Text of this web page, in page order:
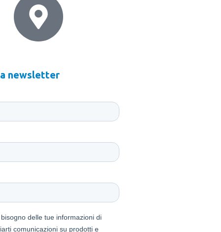
newsletter